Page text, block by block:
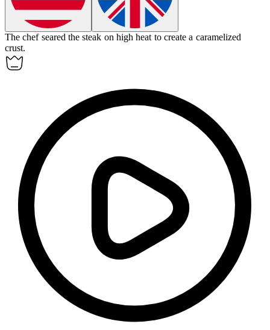
The chef seared the steak on high heat to create a caramelized
crust.